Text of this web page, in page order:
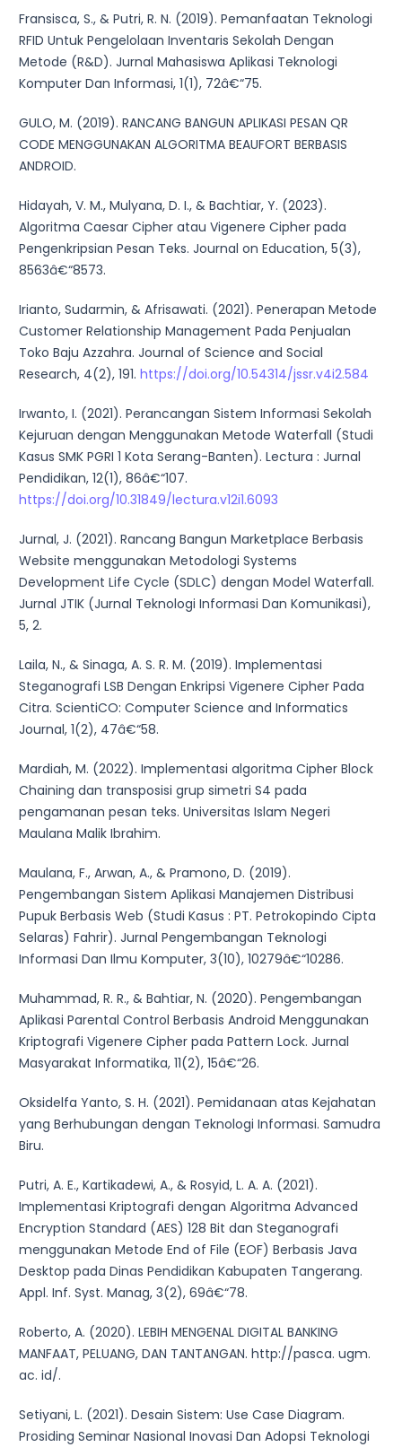
Fransisca, S., & Putri, R. N. (2019). Pemanfaatan Teknologi
RFID Untuk Pengelolaan Inventaris Sekolah Dengan
Metode (R&D). Jurnal Mahasiswa Aplikasi Teknologi
Komputer Dan Informasi, 1(1), 72â€“75.
GULO, M. (2019). RANCANG BANGUN APLIKASI PESAN QR
CODE MENGGUNAKAN ALGORITMA BEAUFORT BERBASIS
ANDROID.
Hidayah, V. M., Mulyana, D. I., & Bachtiar, Y. (2023).
Algoritma Caesar Cipher atau Vigenere Cipher pada
Pengenkripsian Pesan Teks. Journal on Education, 5(3),
8563â€“8573.
Irianto, Sudarmin, & Afrisawati. (2021). Penerapan Metode
Customer Relationship Management Pada Penjualan
Toko Baju Azzahra. Journal of Science and Social
Research, 4(2), 191. https://doi.org/10.54314/jssr.v4i2.584
Irwanto, I. (2021). Perancangan Sistem Informasi Sekolah
Kejuruan dengan Menggunakan Metode Waterfall (Studi
Kasus SMK PGRI 1 Kota Serang-Banten). Lectura : Jurnal
Pendidikan, 12(1), 86â€“107.
https://doi.org/10.31849/lectura.v12i1.6093
Jurnal, J. (2021). Rancang Bangun Marketplace Berbasis
Website menggunakan Metodologi Systems
Development Life Cycle (SDLC) dengan Model Waterfall.
Jurnal JTIK (Jurnal Teknologi Informasi Dan Komunikasi),
5, 2.
Laila, N., & Sinaga, A. S. R. M. (2019). Implementasi
Steganografi LSB Dengan Enkripsi Vigenere Cipher Pada
Citra. ScientiCO: Computer Science and Informatics
Journal, 1(2), 47â€“58.
Mardiah, M. (2022). Implementasi algoritma Cipher Block
Chaining dan transposisi grup simetri S4 pada
pengamanan pesan teks. Universitas Islam Negeri
Maulana Malik Ibrahim.
Maulana, F., Arwan, A., & Pramono, D. (2019).
Pengembangan Sistem Aplikasi Manajemen Distribusi
Pupuk Berbasis Web (Studi Kasus : PT. Petrokopindo Cipta
Selaras) Fahrir). Jurnal Pengembangan Teknologi
Informasi Dan Ilmu Komputer, 3(10), 10279â€“10286.
Muhammad, R. R., & Bahtiar, N. (2020). Pengembangan
Aplikasi Parental Control Berbasis Android Menggunakan
Kriptografi Vigenere Cipher pada Pattern Lock. Jurnal
Masyarakat Informatika, 11(2), 15â€“26.
Oksidelfa Yanto, S. H. (2021). Pemidanaan atas Kejahatan
yang Berhubungan dengan Teknologi Informasi. Samudra
Biru.
Putri, A. E., Kartikadewi, A., & Rosyid, L. A. A. (2021).
Implementasi Kriptografi dengan Algoritma Advanced
Encryption Standard (AES) 128 Bit dan Steganografi
menggunakan Metode End of File (EOF) Berbasis Java
Desktop pada Dinas Pendidikan Kabupaten Tangerang.
Appl. Inf. Syst. Manag, 3(2), 69â€“78.
Roberto, A. (2020). LEBIH MENGENAL DIGITAL BANKING
MANFAAT, PELUANG, DAN TANTANGAN. http://pasca. ugm.
ac. id/.
Setiyani, L. (2021). Desain Sistem: Use Case Diagram.
Prosiding Seminar Nasional Inovasi Dan Adopsi Teknologi